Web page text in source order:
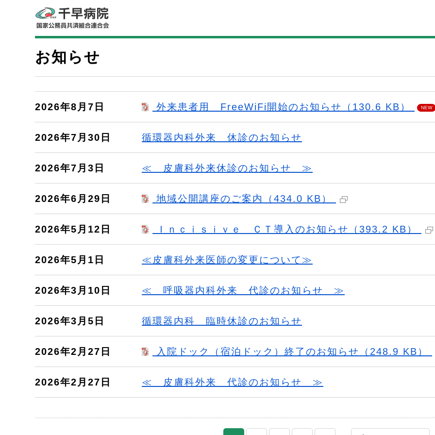
お知らせ
2026年8月7日 外来患者用 FreeWiFi開始のお知らせ（130.6 KB） NEW
2026年7月30日 循環器内科外来 休診のお知らせ
2026年7月3日 ≪ 皮膚科外来休診のお知らせ ≫
2026年6月29日 地域公開講座のご案内（434.0 KB）
2026年5月12日 Ｉｎｃｉｓｉｖｅ ＣＴ導入のお知らせ（393.2 KB）
2026年5月1日 ≪皮膚科外来医師の変更について≫
2026年3月10日 ≪ 呼吸器内科外来 代診のお知らせ ≫
2026年3月5日 循環器内科 臨時休診のお知らせ
2026年2月27日 入院ドック（宿泊ドック）終了のお知らせ（248.9 KB）
2026年2月27日 ≪ 皮膚科外来 代診のお知らせ ≫